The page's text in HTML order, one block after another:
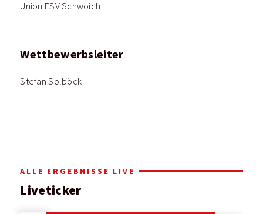
Union ESV Schwoich
Wettbewerbsleiter
Stefan Solböck
ALLE ERGEBNISSE LIVE
Liveticker